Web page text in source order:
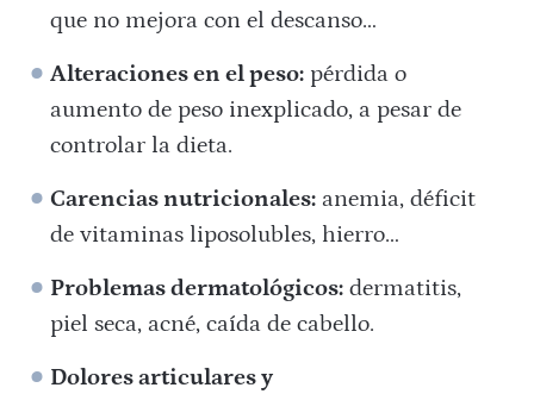
que no mejora con el descanso…
Alteraciones en el peso: pérdida o
aumento de peso inexplicado, a pesar de
controlar la dieta.
Carencias nutricionales: anemia, déficit
de vitaminas liposolubles, hierro…
Problemas dermatológicos: dermatitis,
piel seca, acné, caída de cabello.
Dolores articulares y